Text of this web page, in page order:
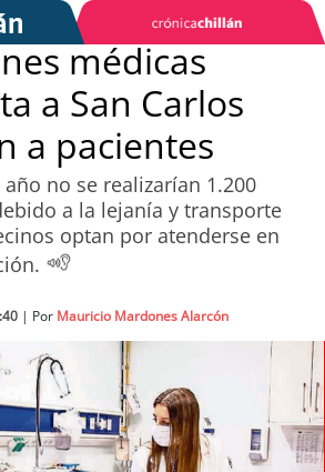
médicas
a San Carlos
a pacientes
no se realizarían 1.200
a la lejanía y transporte
optan por atenderse en
| Por Mauricio Mardones Alarcón